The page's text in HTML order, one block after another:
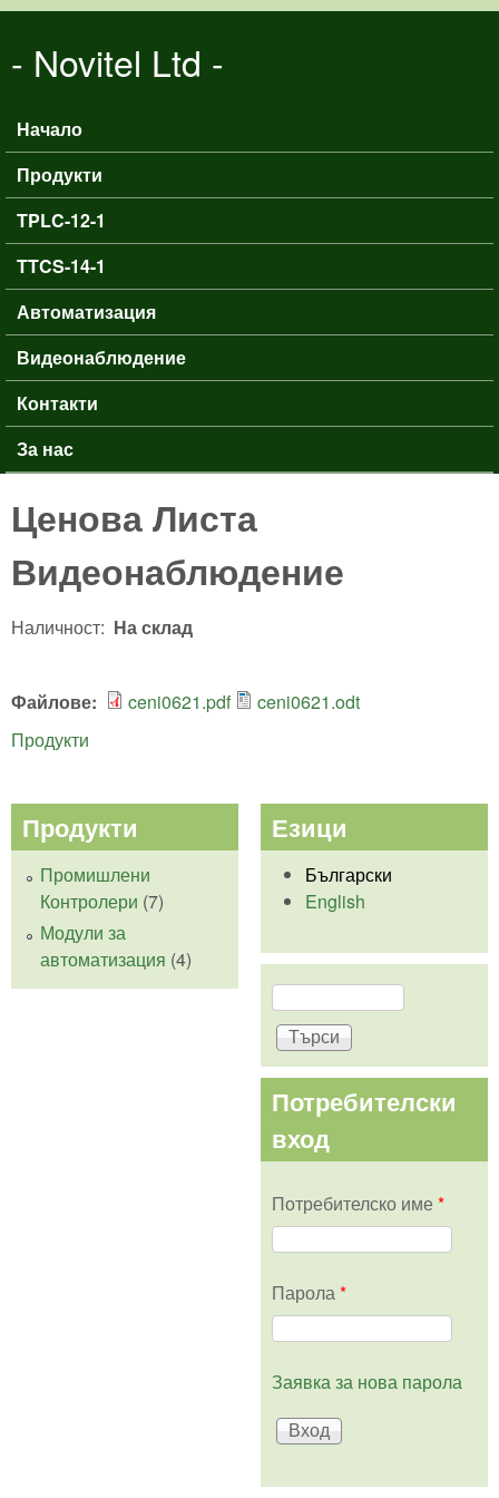
съдържание
- Novitel Ltd -
Основно меню
Начало
Продукти
TPLC-12-1
TTCS-14-1
Автоматизация
Видеонаблюдение
Контакти
За нас
Ценова Листа
Видеонаблюдение
Наличност: На склад
Файлове: ceni0621.pdf
ceni0621.odt
Продукти
Продукти
Промишлени
Контролери (7)
Модули за
автоматизация (4)
Езици
Български
English
Форма за
търсене
Търси
Потребителски
вход
Потребителско име *
Парола*
Заявка за нова парола